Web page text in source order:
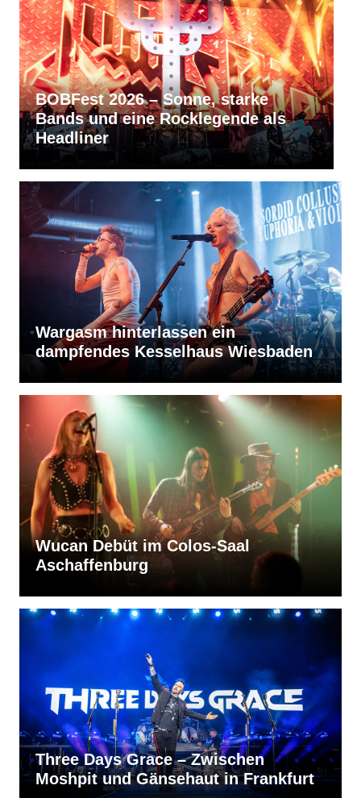
RVBang Festival 2026 – Balingen
bleibt die Metal-Hochburg des
Südens
Wargasm hinterlassen ein
dampfendes Kesselhaus Wiesbaden
Wucan Debüt im Colos-Saal
Aschaffenburg
Three Days Grace – Zwischen
Moshpit und Gänsehaut in Frankfurt